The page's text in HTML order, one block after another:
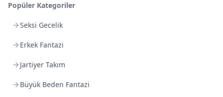
Popüler Kategoriler
Seksi Gecelik
Erkek Fantazi
Jartiyer Takım
Büyük Beden Fantazi
bikini altlarıve dikkat
çekici üstler idealdir.
Karın bölgesini
mayolar veyatankini modelleri
Kum Saati Vücut Tipi:
olanlar için üçgen bikiniler ya da straplez modeller oldukça